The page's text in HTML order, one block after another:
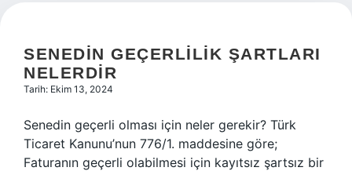
SENEDIN GEÇERLILIK ŞARTLARI
NELERDIR
Tarih: Ekim 13, 2024
Senedin geçerli olması için neler gerekir? Türk
Ticaret Kanunu’nun 776/1. maddesine göre;
Faturanın geçerli olabilmesi için kayıtsız şartsız bir